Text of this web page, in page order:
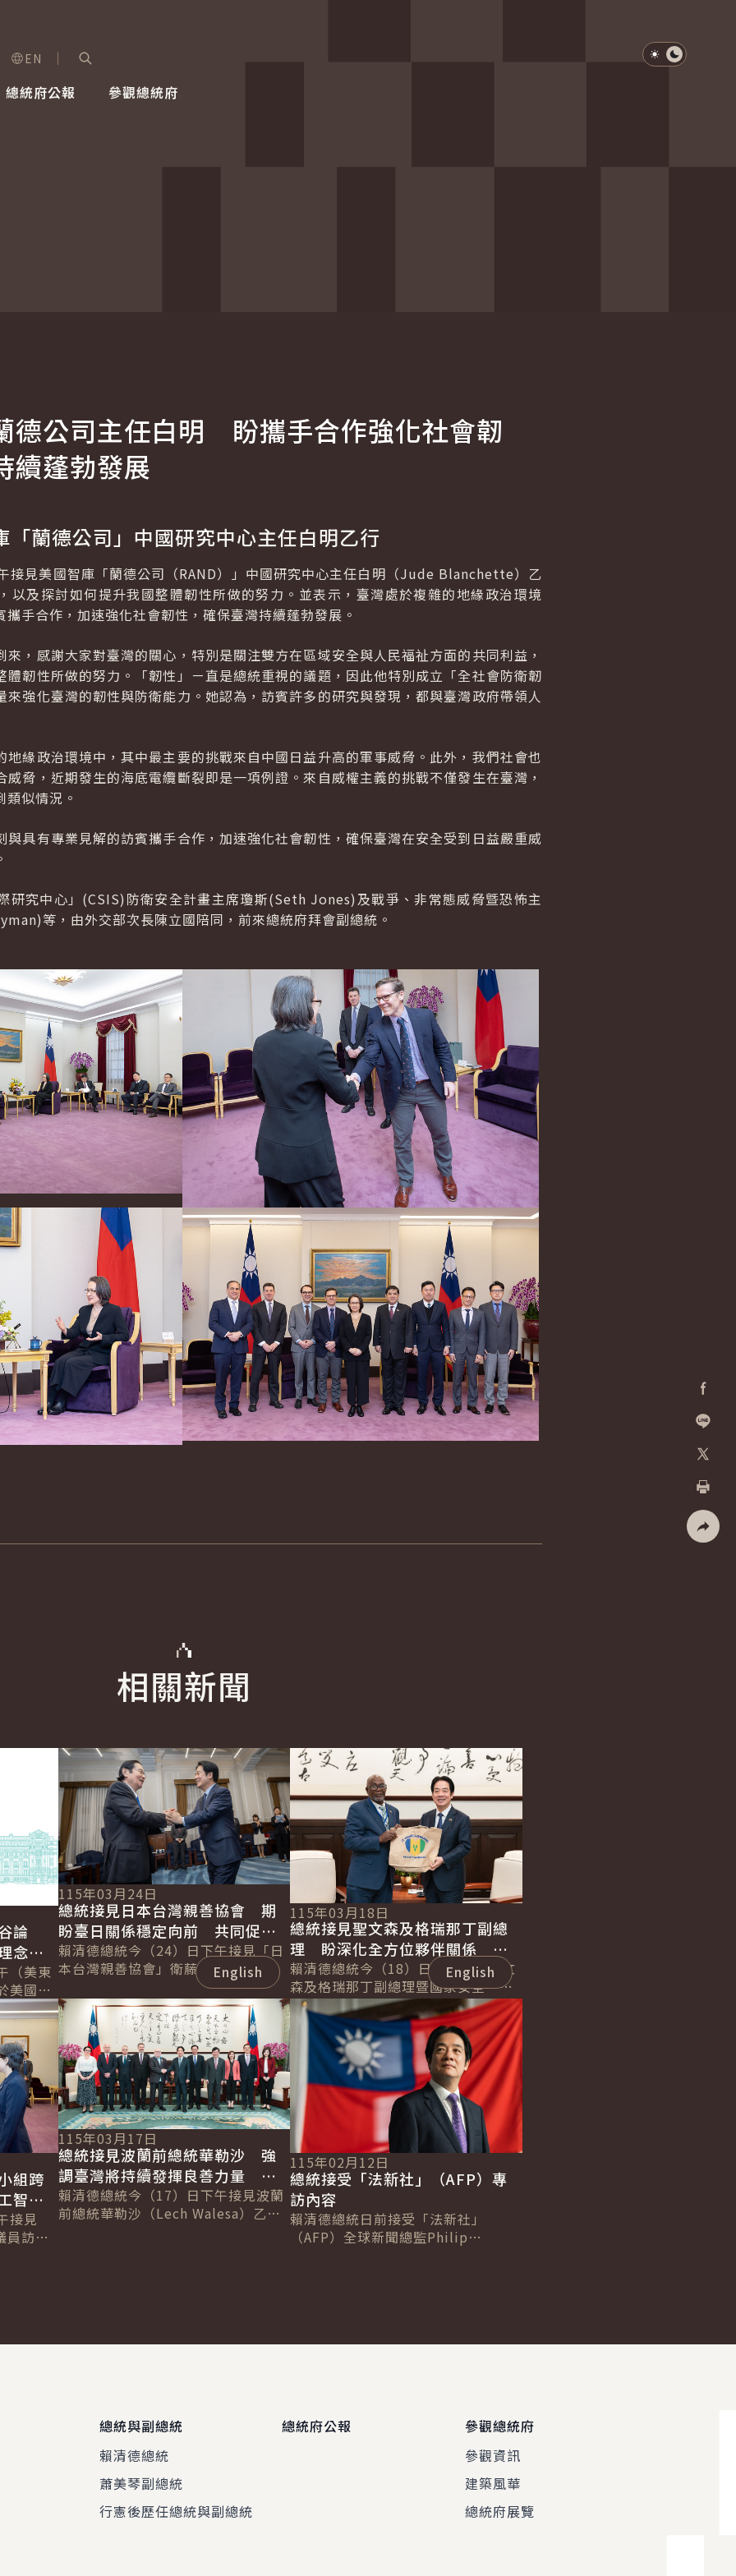
級選單
EN
總統府公報 參觀總統府
淺色模式
深色模式
加入好
列印
德公司主任白明 盼攜手合作強化社會韌
蓬勃發展
「蘭德公司」中國研究中心主任白明乙行
接見美國智庫「蘭德公司（RAND）」中國研究中心主任白明（Jude Blanchette）乙
以及探討如何提升我國整體韌性所做的努力。並表示，臺灣處於複雜的地緣政治環境
手合作，加速強化社會韌性，確保臺灣持續蓬勃發展。
，感謝大家對臺灣的關心，特別是關注雙方在區域安全與人民福祉方面的共同利益，
體韌性所做的努力。「韌性」ㄧ直是總統重視的議題，因此他特別成立「全社會防衛韌
來強化臺灣的韌性與防衛能力。她認為，訪賓許多的研究與發現，都與臺灣政府帶領人
地緣政治環境中，其中最主要的挑戰來自中國日益升高的軍事威脅。此外，我們社會也
脅，近期發生的海底電纜斷裂即是一項例證。來自威權主義的挑戰不僅發生在臺灣，
似情況。
與具有專業見解的訪賓攜手合作，加速強化社會韌性，確保臺灣在安全受到日益嚴重威
研究中心」(CSIS)防衛安全計畫主席瓊斯(Seth Jones)及戰爭、非常態威脅曁恐怖主
等，由外交部次長陳立國陪同，前來總統府拜會副總統。
相關新聞
論
念相
繁榮
（美東
美國
&
詳細內容
115年03月24日
總統接見日本台灣親善協會 期
盼臺日關係穩定向前 共同促進
區域經濟繁榮發展
賴清德總統今（24）日下午接見「日
本台灣親善協會」衛藤征士郎會長乙
行，感謝協會長期支持臺灣，促進臺
日在各領域的交流合作。並表示，臺
日除在半導...
詳細內容
115年03月18日
總統接見聖文森及格瑞那丁副總
理 盼深化全方位夥伴關係 持
續拓展邦誼
賴清德總統今（18）日下午接見聖文
森及格瑞那丁副總理暨國家安全、災
害管理及移民部長李考克（St. Claire
Leacock）伉儷乙行時表...
組跨
智慧
接見
員訪問
詳細內容
115年03月17日
總統接見波蘭前總統華勒沙 強
調臺灣將持續發揮良善力量 成
為全球民主韌性的貢獻者
賴清德總統今（17）日下午接見波蘭
前總統華勒沙（Lech Walesa）乙
English
詳細內容
115年02月12日
總統接受「法新社」（AFP）專
訪內容
賴清德總統日前接受「法新社」
（AFP）全球新聞總監Philip
English
總統與副總統
賴清德總統
蕭美琴副總統
行憲後歷任總統與副總統
總統府公報
參觀總統府
參觀資訊
建築風華
總統府展覽